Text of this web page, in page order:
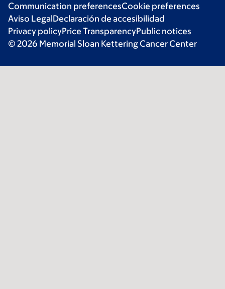
Communication preferencesCookie preferences
Aviso LegalDeclaración de accesibilidad
Privacy policyPrice TransparencyPublic notices
© 2026 Memorial Sloan Kettering Cancer Center